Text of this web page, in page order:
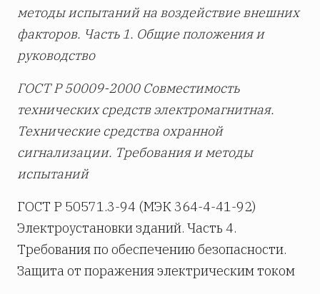
методы испытаний на воздействие внешних
факторов. Часть 1. Общие положения и
руководство
ГОСТ Р 50009-2000 Совместимость
технических средств электромагнитная.
Технические средства охранной
сигнализации. Требования и методы
испытаний
ГОСТ Р 50571.3-94 (МЭК 364-4-41-92)
Электроустановки зданий. Часть 4.
Требования по обеспечению безопасности.
Защита от поражения электрическим током